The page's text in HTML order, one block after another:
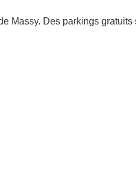
Massy. Des parkings